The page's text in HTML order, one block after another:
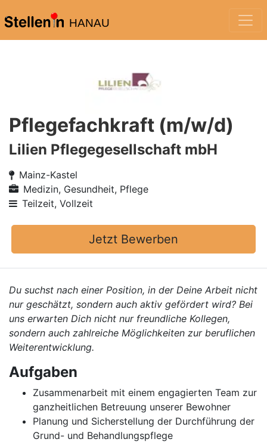
HANAU
Pflegefachkraft (m/w/d)
Lilien Pflegegesellschaft mbH
Mainz-Kastel
Medizin, Gesundheit, Pflege
Teilzeit, Vollzeit
Jetzt Bewerben
Du suchst nach einer Position, in der Deine Arbeit nicht
nur geschätzt, sondern auch aktiv gefördert wird? Bei
uns erwarten Dich nicht nur freundliche Kollegen,
sondern auch zahlreiche Möglichkeiten zur beruflichen
Weiterentwicklung.
Aufgaben
Zusammenarbeit mit einem engagierten Team zur
ganzheitlichen Betreuung unserer Bewohner
Planung und Sicherstellung der Durchführung der
Grund- und Behandlungspflege